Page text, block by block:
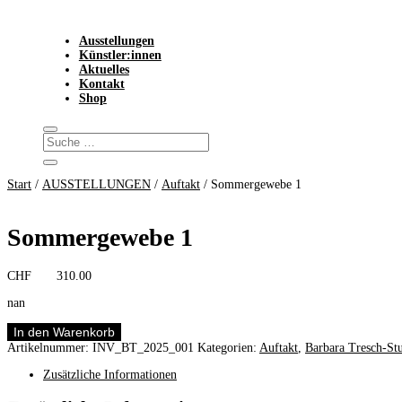
Ausstellungen
Künstler:innen
Aktuelles
Kontakt
Shop
Start / AUSSTELLUNGEN / Auftakt / Sommergewebe 1
Sommergewebe 1
CHF
310.00
nan
Sommergewebe
1
In den Warenkorb
Artikelnummer: INV_BT_2025_001 Kategorien: Auftakt Barbara Tresch-
Zusätzliche Informationen